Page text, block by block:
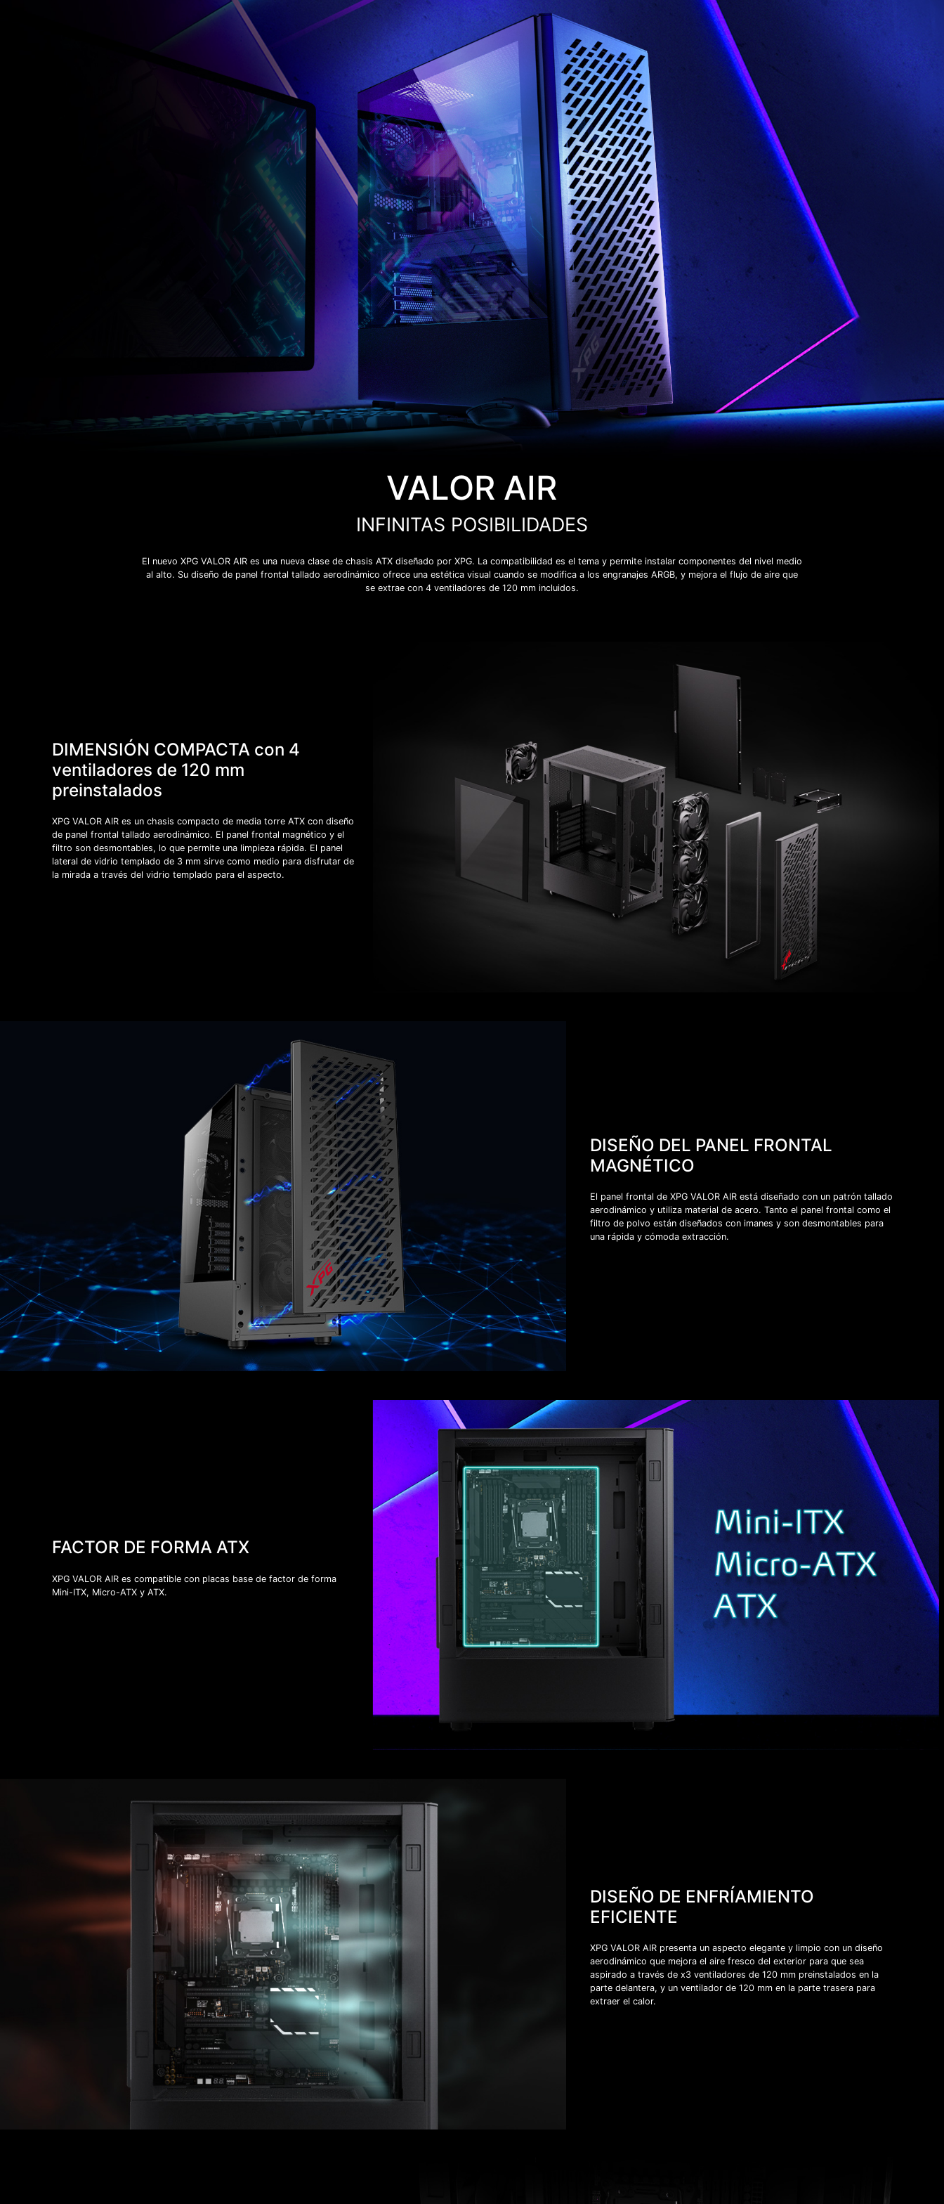
VALOR AIR
INFINITAS POSIBILIDADES
El nuevo XPG VALOR AIR es una nueva clase de chasis ATX diseñado por XPG. La compatibilidad es el tema y permite instalar componentes del nivel medio
al alto. Su diseño de panel frontal tallado aerodinámico ofrece una estética visual cuando se modifica a los engranajes ARGB, y mejora el flujo de aire que
se extrae con 4 ventiladores de 120 mm incluidos.
DIMENSIÓN COMPACTA con 4
ventiladores de 120 mm
preinstalados
XPG VALOR AIR es un chasis compacto de media torre ATX con diseño
de panel frontal tallado aerodinámico. El panel frontal magnético y el
filtro son desmontables, lo que permite una limpieza rápida. El panel
lateral de vidrio templado de 3 mm sirve como medio para disfrutar de
la mirada a través del vidrio templado para el aspecto.
DISEÑO DEL PANEL FRONTAL
MAGNÉTICO
El panel frontal de XPG VALOR AIR está diseñado con un patrón tallado
aerodinámico y utiliza material de acero. Tanto el panel frontal como el
filtro de polvo están diseñados con imanes y son desmontables para
una rápida y cómoda extracción.
FACTOR DE FORMA ATX
XPG VALOR AIR es compatible con placas base de factor de forma
Mini-ITX, Micro-ATX y ATX.
DISEÑO DE ENFRÍAMIENTO
EFICIENTE
XPG VALOR AIR presenta un aspecto elegante y limpio con un diseño
aerodinámico que mejora el aire fresco del exterior para que sea
aspirado a través de x3 ventiladores de 120 mm preinstalados en la
parte delantera, y un ventilador de 120 mm en la parte trasera para
extraer el calor.